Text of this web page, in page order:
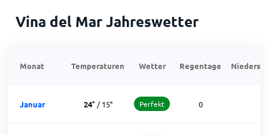
Vina del Mar Jahreswetter
Monat Temperaturen Wetter Regentage
Januar 24°/15° Perfekt 0